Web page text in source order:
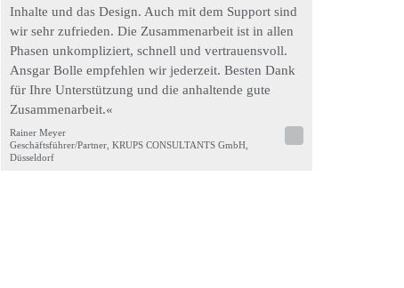
Inhalte und das Design. Auch mit dem Support sind
wir sehr zufrieden. Die Zusammenarbeit ist in allen
Phasen unkompliziert, schnell und vertrauensvoll.
Ansgar Bolle empfehlen wir jederzeit. Besten Dank
für Ihre Unterstützung und die anhaltende gute
Zusammenarbeit.«
Rainer Meyer
Geschäftsführer/Partner, KRUPS CONSULTANTS GmbH,
Düsseldorf